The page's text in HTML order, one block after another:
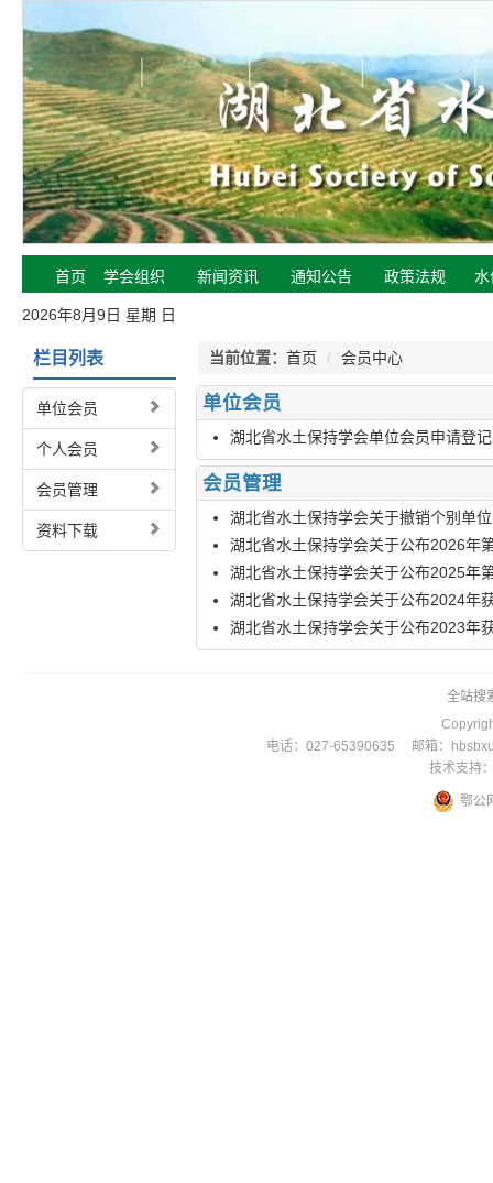
首页 学会组织 新闻资讯 通知公告 政策法规
2026年8月9日 星期 日
栏目列表
单位会员
个人会员
会员管理
资料下载
当前位置： 首页 / 会员中心
单位会员
湖北省水土保持学会单位会员申请登
会员管理
湖北省水土保持学会关于撤销个别单
湖北省水土保持学会关于公布2026年
湖北省水土保持学会关于公布2025年
湖北省水土保持学会关于公布2024年
湖北省水土保持学会关于公布2023年
全站搜
电话：027-65390635 邮箱：
技术支持
鄂公